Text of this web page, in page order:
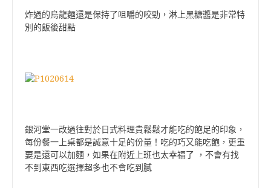
炸過的烏龍麵還是保持了咀嚼的咬勁，淋上黑糖醬是非常特
別的飯後甜點
銀河堂一改過往對於日式料理貴鬆鬆才能吃的飽足的印象，
每份餐一上桌都是誠意十足的份量！吃的巧又能吃飽，更重
要是還可以加麵，如果在附近上班也太幸福了 ，不會有找
不到東西吃選擇超多也不會吃到膩